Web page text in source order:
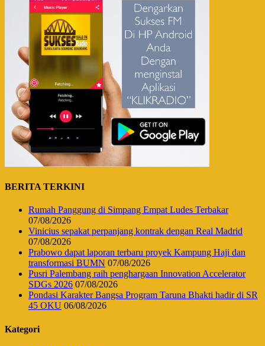
BERITA TERKINI
Rumah Panggung di Simpang Empat Ludes Terbakar
07/08/2026
Vinicius sepakat perpanjang kontrak dengan Real Madrid
07/08/2026
Prabowo dapat laporan terbaru proyek Kampung Haji dan
transformasi BUMN 07/08/2026
Pusri Palembang raih penghargaan Innovation Accelerator
SDGs 2026 07/08/2026
Pondasi Karakter Bangsa Program Taruna Bhakti hadir di SR
45 OKU 06/08/2026
Kategori